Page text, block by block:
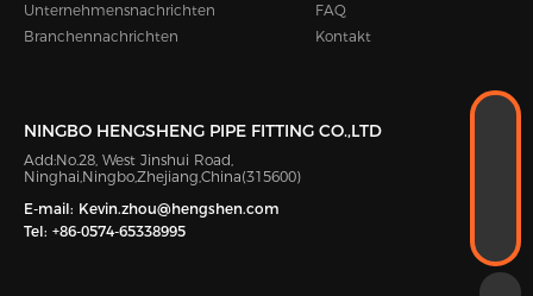
Unternehmensnachrichten
Branchennachrichten
FAQ
Kontakt
NINGBO HENGSHENG PIPE FITTING CO.,LTD
Add:No.28, West Jinshui Road,
Ninghai,Ningbo,Zhejiang,China(315600)
E-mail: Kevin.zhou@hengshen.com
Tel: +86-0574-65338995
WHATSAPP